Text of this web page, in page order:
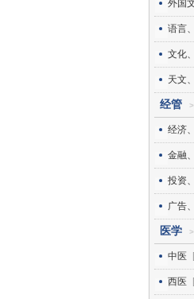
外国
语言
文化
天文
经管
经济
金融
投资
广告
医学
中医
西医